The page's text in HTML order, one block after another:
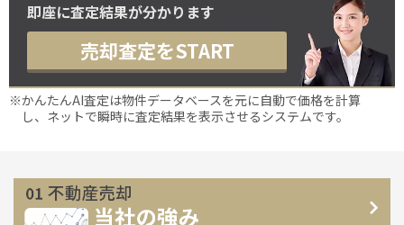
即座に査定結果が分かります
売却査定をSTART
※かんたんAI査定は物件データベースを元に自動で価格を計算
し、ネットで瞬時に査定結果を表示させるシステムです。